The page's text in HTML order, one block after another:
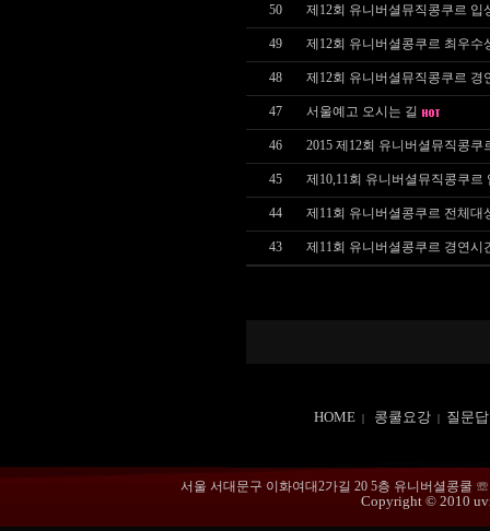
50 제12회 유니버셜뮤직콩쿠르 입
49 제12회 유니버셜콩쿠르 최우수
48 제12회 유니버셜뮤직콩쿠르 경
47 서울예고 오시는 길
46 2015 제12회 유니버셜뮤직콩쿠
45 제10,11회 유니버셜뮤직콩쿠르
44 제11회 유니버셜콩쿠르 전체대
43 제11회 유니버셜콩쿠르 경연시
HOME | 콩쿨요강 | 질문
서울 서대문구 이화여대2가길 20 5층 유니버셜콩쿨 ☏
Copyright © 2010